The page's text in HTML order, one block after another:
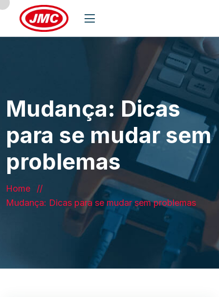
Mudança: Dicas
para se mudar sem
problemas
Home
Mudança: Dicas para se mudar sem problemas